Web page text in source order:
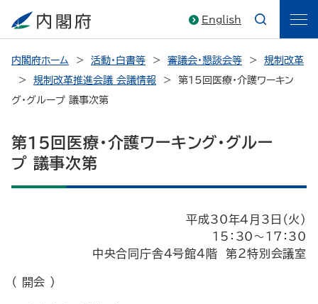
English
内閣府ホーム 活動・白書等 審議会・懇談会等
規制改革
規制改革推進会議 会議情報
第15回医療・介護ワーキン
グ・グループ 議事次第
第15回医療・介護ワーキング・グルー
プ 議事次第
平成30年4月3日（火）
15：30～17：30
中央合同庁舎４号館４階 第２特別会議室
（ 開会 ）